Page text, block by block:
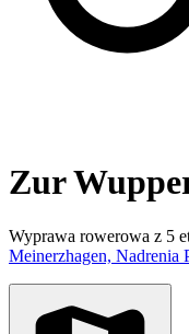
Zur
Wyprawa rowerowa z 5
Meinerzhagen, Nadrenia